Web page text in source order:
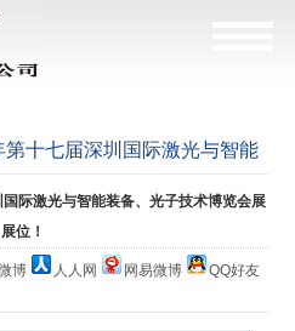
十七届深圳国际激光与智能
展展位！当前位置： 网站首页>公司简介
激光与智能装备、光子技术博览会展
展位！
博 人人网 网易微博
QQ好友